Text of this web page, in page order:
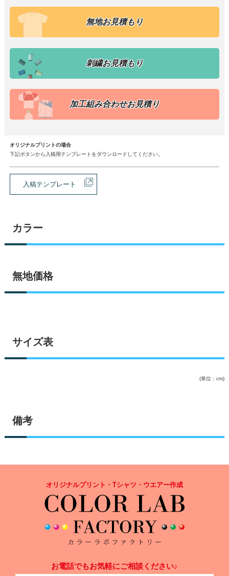
無地お見積もり
刺繍お見積もり
加工組み合わせお見積り
オリジナルプリントの場合
下記ボタンから入稿用テンプレートをダウンロードしてください。
入稿テンプレート
カラー
無地価格
サイズ表
(単位：cm)
備考
オリジナルプリント・Tシャツ・ウエアー作成
お電話でもお気軽にご相談ください♪